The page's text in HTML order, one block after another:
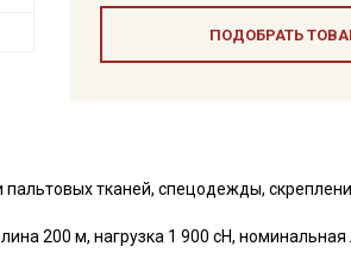
ПОДОБРАТЬ
тканей, спецодежды,
200 м, нагрузка 1 900 сН, номинальная